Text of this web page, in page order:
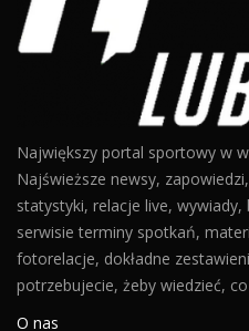
Największy portal sportowy w
Najświeższe newsy,
statystyki, relacje live,
serwisie terminy spotkań,
fotorelacje, dokładne
potrzebujecie, żeby wiedzieć,
O nas